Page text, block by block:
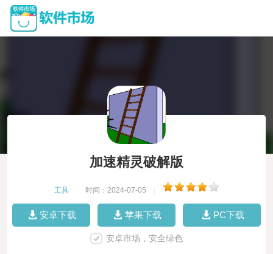
加速精灵破解版
工具 时间：2024-07-05
安卓下载 苹果下载 PC下载
安卓市场，安全绿色